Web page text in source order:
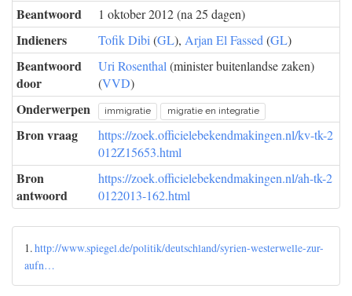
Beantwoord 1 oktober 2012 (na 25 dagen)
Indieners Tofik Dibi (GL), Arjan El Fassed (GL)
Beantwoord
door
Uri Rosenthal (minister buitenlandse zaken)
(VVD)
Onderwerpen immigratie migratie en integratie
Bron vraag
https://zoek.officielebekendmakingen.nl/kv-tk-2
012Z15653.html
Bron
antwoord
https://zoek.officielebekendmakingen.nl/ah-tk-2
0122013-162.html
1.http://www.spiegel.de/politik/deutschland/syrien-westerwelle-zur-
aufn…